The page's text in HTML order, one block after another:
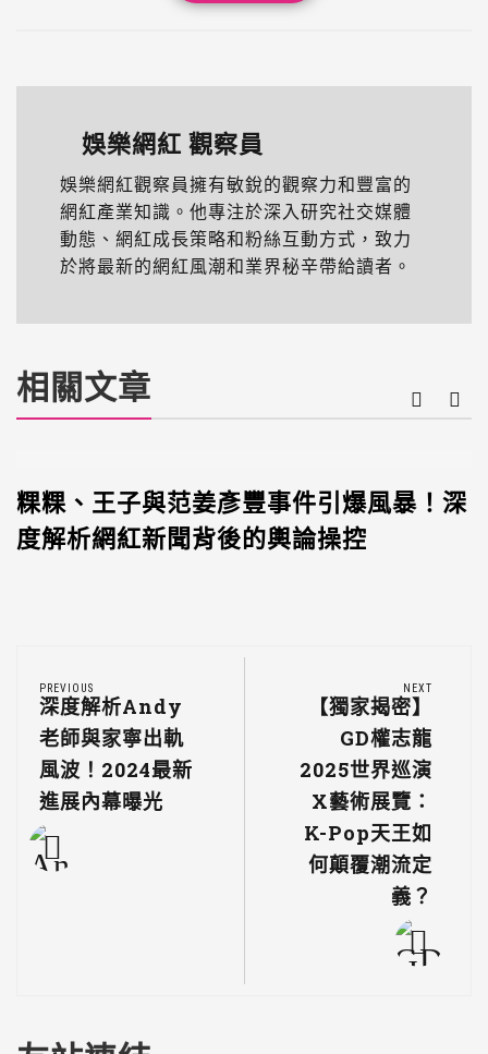
娛樂網紅 觀察員
娛樂網紅觀察員擁有敏銳的觀察力和豐富的
網紅產業知識。他專注於深入研究社交媒體
動態、網紅成長策略和粉絲互動方式，致力
於將最新的網紅風潮和業界秘辛帶給讀者。
相關文章
粿粿、王子與范姜彥豐事件引爆風暴！深
度解析網紅新聞背後的輿論操控
PREVIOUS
深度解析Andy
老師與家寧出軌
風波！2024最新
進展內幕曝光
NEXT
【獨家揭密】
GD權志龍
2025世界巡演
X藝術展覽：
K-Pop天王如
何顛覆潮流定
義？